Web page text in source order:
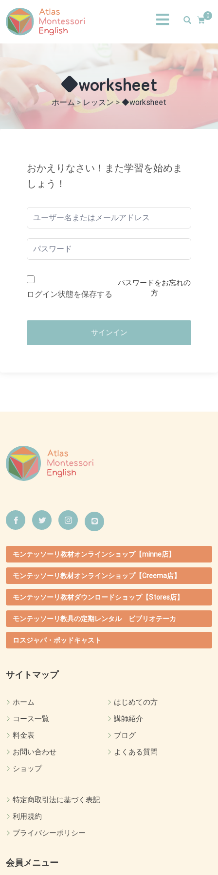
0
◆worksheet
ホーム> レッスン > ◆worksheet
おかえりなさい！また学習を始めま
しょう！
ログイン状態を保存する
パスワードをお忘れの
方
サインイン
モンテッソーリ教材オンラインショップ【minne店】
モンテッソーリ教材オンラインショップ【Creema店】
モンテッソーリ教材ダウンロードショップ【Stores店】
モンテッソーリ教具の定期レンタル ビブリオテーカ
ロスジャパ・ポッドキャスト
サイトマップ
ホーム
はじめての方
コース一覧
講師紹介
料金表
ブログ
お問い合わせ
よくある質問
ショップ
特定商取引法に基づく表記
利用規約
プライバシーポリシー
会員メニュー